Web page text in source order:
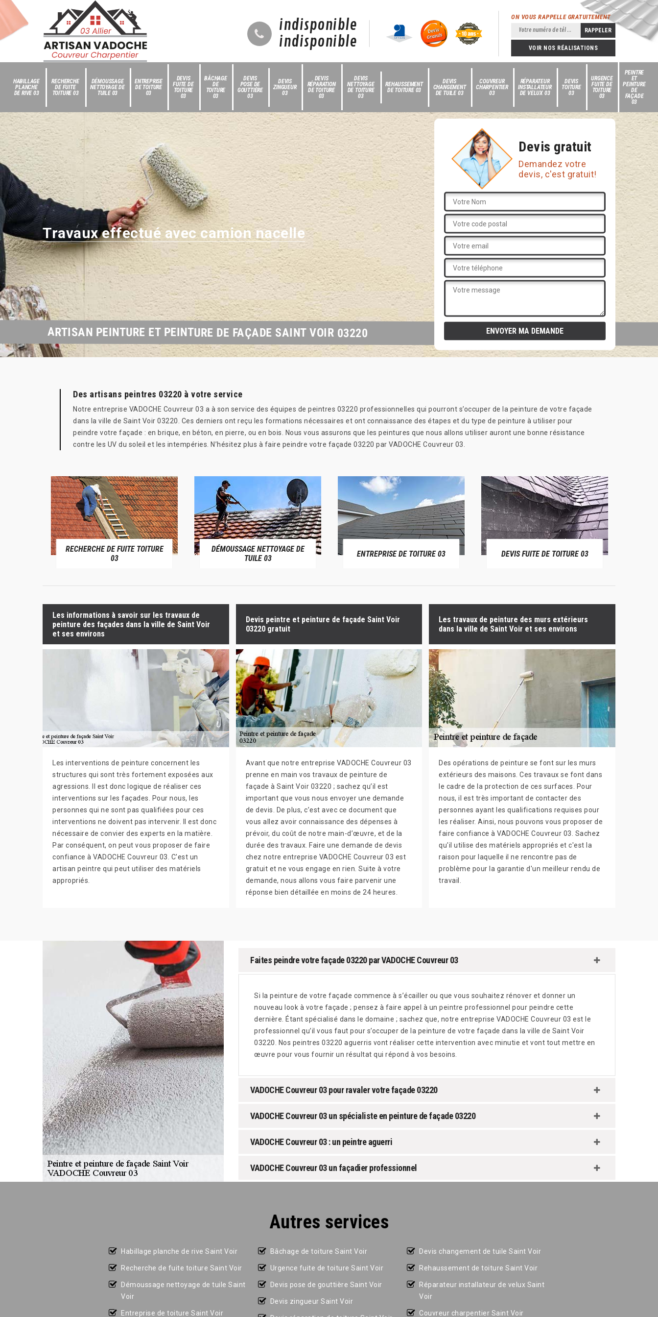
indisponible
indisponible
ON VOUS RAPPELLE GRATUITEMENT
VOIR NOS RÉALISATIONS
HABILLAGE
PLANCHE
DE RIVE 03
RECHERCHE
DE FUITE
TOITURE 03
DÉMOUSSAGE
NETTOYAGE DE
TUILE 03
ENTREPRISE
DE TOITURE
03
DEVIS
FUITE DE
TOITURE
03
BÂCHAGE
DE
TOITURE
03
DEVIS
POSE DE
GOUTTIÈRE
03
DEVIS
ZINGUEUR
03
DEVIS
RÉPARATION
DE TOITURE
03
DEVIS
NETTOYAGE
DE TOITURE
03
REHAUSSEMENT
DE TOITURE 03
DEVIS
CHANGEMENT
DE TUILE 03
COUVREUR
CHARPENTIER
03
RÉPARATEUR
INSTALLATEUR
DE VELUX 03
DEVIS
TOITURE
03
URGENCE
FUITE DE
TOITURE
03
PEINTRE
ET
PEINTURE
DE
FAÇADE
03
Travaux effectué avec camion nacelle
Devis gratuit
Demandez votre
devis, c'est gratuit!
ARTISAN PEINTURE ET PEINTURE DE FAÇADE SAINT VOIR 03220
Des artisans peintres 03220 à votre service
Notre entreprise VADOCHE Couvreur 03 a à son service des équipes de peintres 03220 professionnelles qui pourront s’occuper de la peinture de votre façade
dans la ville de Saint Voir 03220. Ces derniers ont reçu les formations nécessaires et ont connaissance des étapes et du type de peinture à utiliser pour
peindre votre façade : en brique, en béton, en pierre, ou en bois. Nous vous assurons que les peintures que nous allons utiliser auront une bonne résistance
contre les UV du soleil et les intempéries. N’hésitez plus à faire peindre votre façade 03220 par VADOCHE Couvreur 03.
RECHERCHE DE FUITE TOITURE
03
DÉMOUSSAGE NETTOYAGE DE
TUILE 03
ENTREPRISE DE TOITURE 03 DEVIS FUITE DE TOITURE 03
Les informations à savoir sur les travaux de
peinture des façades dans la ville de Saint Voir
et ses environs
Les interventions de peinture concernent les
structures qui sont très fortement exposées aux
agressions. Il est donc logique de réaliser ces
interventions sur les façades. Pour nous, les
personnes qui ne sont pas qualifiées pour ces
interventions ne doivent pas intervenir. Il est donc
nécessaire de convier des experts en la matière.
Par conséquent, on peut vous proposer de faire
confiance à VADOCHE Couvreur 03. C'est un
artisan peintre qui peut utiliser des matériels
appropriés.
Devis peintre et peinture de façade Saint Voir
03220 gratuit
Avant que notre entreprise VADOCHE Couvreur 03
prenne en main vos travaux de peinture de
façade à Saint Voir 03220 ; sachez qu’il est
important que vous nous envoyer une demande
de devis. De plus, c’est avec ce document que
vous allez avoir connaissance des dépenses à
prévoir, du coût de notre main-d’œuvre, et de la
durée des travaux. Faire une demande de devis
chez notre entreprise VADOCHE Couvreur 03 est
gratuit et ne vous engage en rien. Suite à votre
demande, nous allons vous faire parvenir une
réponse bien détaillée en moins de 24 heures.
Les travaux de peinture des murs extérieurs
dans la ville de Saint Voir et ses environs
Des opérations de peinture se font sur les murs
extérieurs des maisons. Ces travaux se font dans
le cadre de la protection de ces surfaces. Pour
nous, il est très important de contacter des
personnes ayant les qualifications requises pour
les réaliser. Ainsi, nous pouvons vous proposer de
faire confiance à VADOCHE Couvreur 03. Sachez
qu'il utilise des matériels appropriés et c'est la
raison pour laquelle il ne rencontre pas de
problème pour la garantie d'un meilleur rendu de
travail.
Faites peindre votre façade 03220 par VADOCHE Couvreur 03
Si la peinture de votre façade commence à s’écailler ou que vous souhaitez rénover et donner un
nouveau look à votre façade ; pensez à faire appel à un peintre professionnel pour peindre cette
dernière. Étant spécialisé dans le domaine ; sachez que, notre entreprise VADOCHE Couvreur 03 est le
professionnel qu’il vous faut pour s’occuper de la peinture de votre façade dans la ville de Saint Voir
03220. Nos peintres 03220 aguerris vont réaliser cette intervention avec minutie et vont tout mettre en
œuvre pour vous fournir un résultat qui répond à vos besoins.
VADOCHE Couvreur 03 pour ravaler votre façade 03220
VADOCHE Couvreur 03 un spécialiste en peinture de façade 03220
VADOCHE Couvreur 03 : un peintre aguerri
VADOCHE Couvreur 03 un façadier professionnel
Autres services
Habillage planche de rive Saint Voir
Recherche de fuite toiture Saint Voir
Démoussage nettoyage de tuile Saint
Voir
Entreprise de toiture Saint Voir
Bâchage de toiture Saint Voir
Urgence fuite de toiture Saint Voir
Devis pose de gouttière Saint Voir
Devis zingueur Saint Voir
Devis changement de tuile Saint Voir
Rehaussement de toiture Saint Voir
Réparateur installateur de velux Saint
Voir
Couvreur charpentier Saint Voir